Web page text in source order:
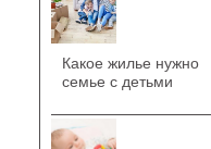
Какое жилье нужно
семье с детьми